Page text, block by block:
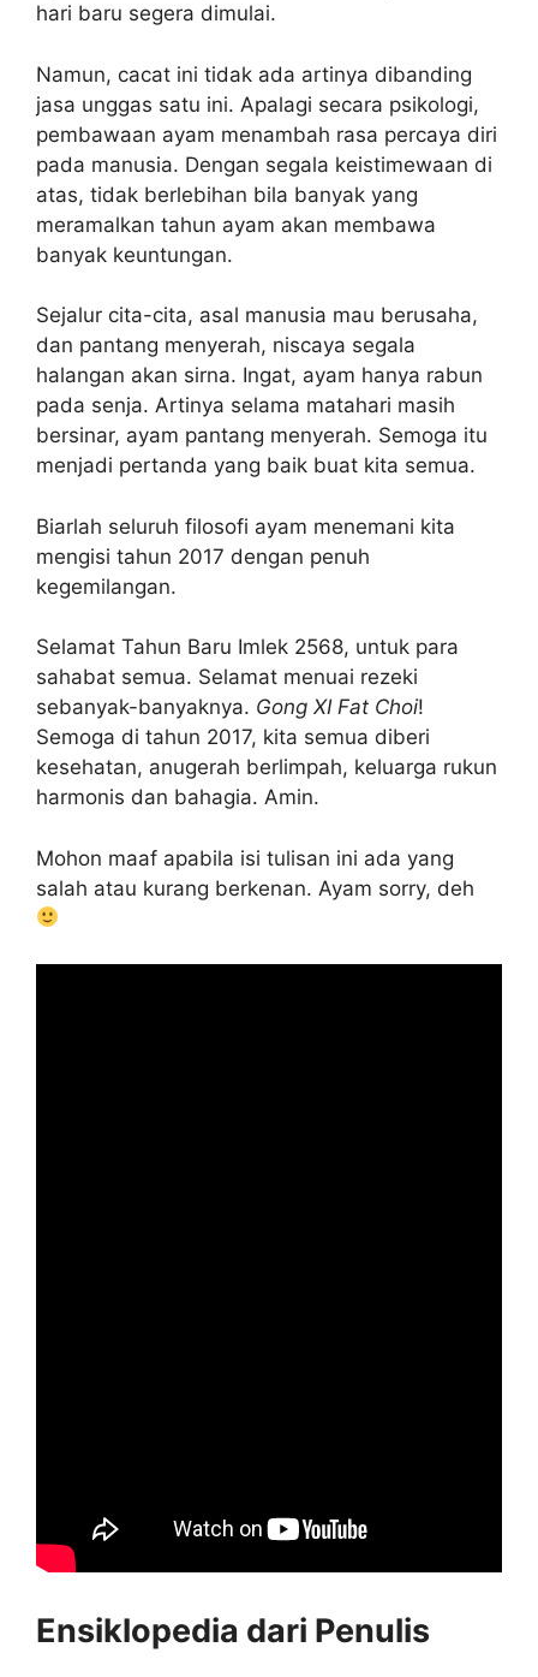
hari baru segera dimulai.
Namun, cacat ini tidak ada artinya dibanding
jasa unggas satu ini. Apalagi secara psikologi,
pembawaan ayam menambah rasa percaya diri
pada manusia. Dengan segala keistimewaan di
atas, tidak berlebihan bila banyak yang
meramalkan tahun ayam akan membawa
banyak keuntungan.
Sejalur cita-cita, asal manusia mau berusaha,
dan pantang menyerah, niscaya segala
halangan akan sirna. Ingat, ayam hanya rabun
pada senja. Artinya selama matahari masih
bersinar, ayam pantang menyerah. Semoga itu
menjadi pertanda yang baik buat kita semua.
Biarlah seluruh filosofi ayam menemani kita
mengisi tahun 2017 dengan penuh
kegemilangan.
Selamat Tahun Baru Imlek 2568, untuk para
sahabat semua. Selamat menuai rezeki
sebanyak-banyaknya. Gong XI Fat Choi!
Semoga di tahun 2017, kita semua diberi
kesehatan, anugerah berlimpah, keluarga rukun
harmonis dan bahagia. Amin.
Mohon maaf apabila isi tulisan ini ada yang
salah atau kurang berkenan. Ayam sorry, deh
Ensiklopedia dari Penulis